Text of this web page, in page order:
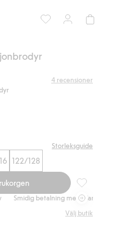
4 recensioner
Storleksguide
122/128
Randig
betalning med Klarna.
Gratis
Välj butik